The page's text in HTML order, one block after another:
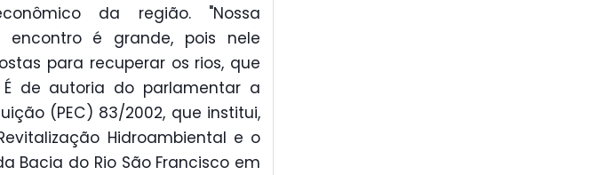
da região. "Nossa
é grande, pois nele
para recuperar os rios, que
É de autoria do parlamentar a
(PEC) 83/2002, que institui,
Hidroambiental e o
Bacia do Rio São Francisco em